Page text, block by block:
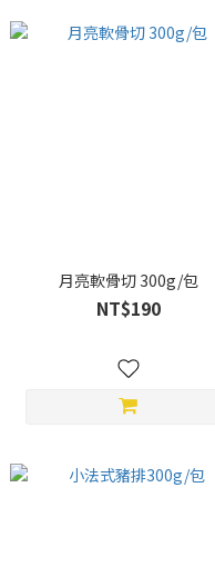
月亮軟骨切 300g/包
NT$190